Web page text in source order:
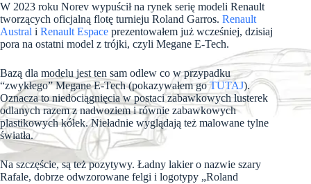
W 2023 roku Norev wypuścił na rynek serię modeli Renault
tworzących oficjalną flotę turnieju Roland Garros. Renault
Austral i Renault Espace prezentowałem już wcześniej, dzisiaj
pora na ostatni model z trójki, czyli Megane E-Tech.
Bazą dla modelu jest ten sam odlew co w przypadku
“zwykłego” Megane E-Tech (pokazywałem goTUTAJ).
Oznacza to niedociągnięcia w postaci zabawkowych lusterek
odlanych razem z nadwoziem i równie zabawkowych
plastikowych kółek. Nieładnie wyglądają też malowane tylne
światła.
Na szczęście, są też pozytywy. Ładny lakier o nazwie szary
Rafale, dobrze odwzorowane felgi i logotypy „Roland